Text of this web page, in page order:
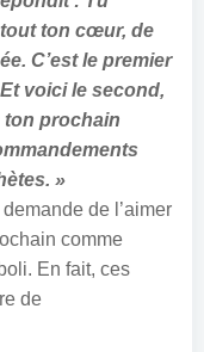
tout ton cœur, de
C’est le premier
voici le second,
ton prochain
»
de l’aimer
comme
En fait, ces
de